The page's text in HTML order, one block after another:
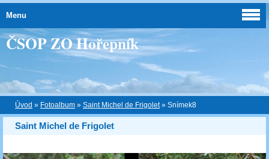
ČSOP ZO Hořepník
Úvod » Fotoalbum » Saint Michel de Frigolet» Snímek8
Saint Michel de Frigolet
Menu